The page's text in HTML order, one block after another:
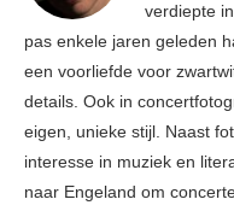
verdiepte
pas enkele jaren geleden
een voorliefde voor
details. Ook in
eigen, unieke stijl. Naast
interesse in muziek en
naar Engeland om